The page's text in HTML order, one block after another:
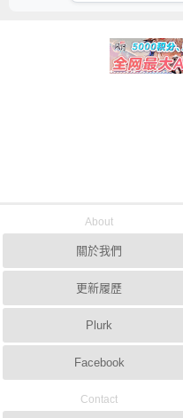
About
關於我們
更新履歷
Plurk
Facebook
Contact